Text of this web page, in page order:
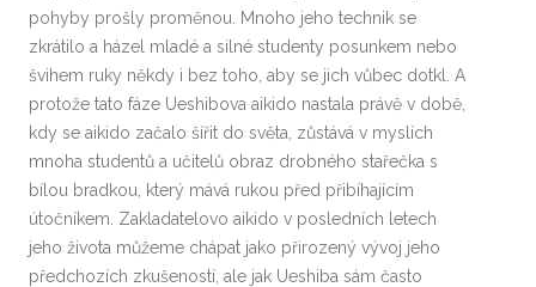
pohyby prošly proměnou. Mnoho jeho technik se
zkrátilo a házel mladé a silné studenty posunkem nebo
švihem ruky někdy i bez toho, aby se jich vůbec dotkl. A
protože tato fáze Ueshibova aikido nastala právě v době,
kdy se aikido začalo šířit do světa, zůstává v myslích
mnoha studentů a učitelů obraz drobného stařečka s
bílou bradkou, který mává rukou před přibíhajícím
útočníkem. Zakladatelovo aikido v posledních letech
jeho života můžeme chápat jako přirozený vývoj jeho
předchozích zkušeností, ale jak Ueshiba sám často